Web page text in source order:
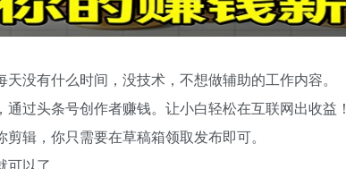
没有什么时间，没技术，不想做辅助的工作内容。
过头条号创作者赚钱。让小白轻松在互联网出收益！
辑，你只需要在草稿箱领取发布即可。